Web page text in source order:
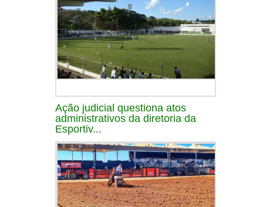
Ação judicial questiona atos
administrativos da diretoria da
Esportiv...